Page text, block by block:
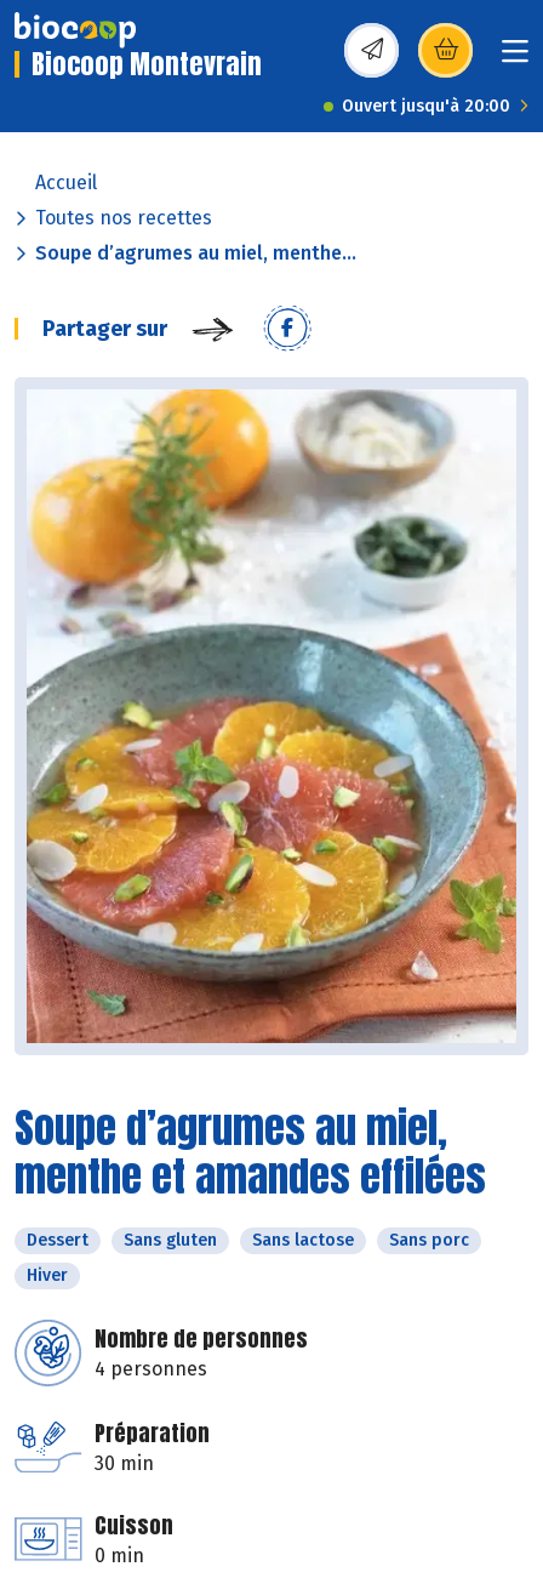
Biocoop Montevrain (s’ouvre dans une
Ouvert jusqu'à 20:00
Accueil
Toutes nos recettes
Soupe d’agrumes au miel, menthe...
Partager sur
Soupe d’agrumes au miel,
menthe et amandes effilées
Dessert Sans gluten Sans lactose
Sans porc
Hiver
Nombre de personnes
4 personnes
Préparation
30 min
Cuisson
0 min